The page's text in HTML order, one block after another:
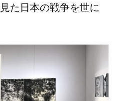
た日本の戦争を世に